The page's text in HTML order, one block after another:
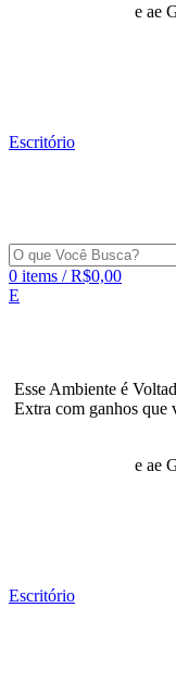
e ae
Escritório
0 items / R$0,00
E
Esse Ambiente é
Extra com ganhos que
e ae
Escritório